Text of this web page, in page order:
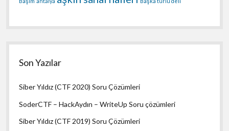
Son Yazılar
Siber Yıldız (CTF 2020) Soru Çözümleri
SoderCTF – HackAydın – WriteUp Soru çözümleri
Siber Yıldız (CTF 2019) Soru Çözümleri